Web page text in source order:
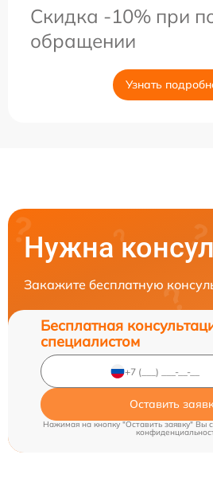
Скидка -10% при
обращении
Узнать
Нужна
Закажите бесплатную
Бесплатная
специалистом
Оставить
Нажимая на кнопку "Оставить заявку" Вы